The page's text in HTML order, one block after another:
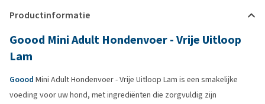
Productinformatie
Goood Mini Adult Hondenvoer - Vrije Uitloop
Lam
Goood Mini Adult Hondenvoer - Vrije Uitloop Lam is een smakelijke
voeding voor uw hond, met ingrediënten die zorgvuldig zijn